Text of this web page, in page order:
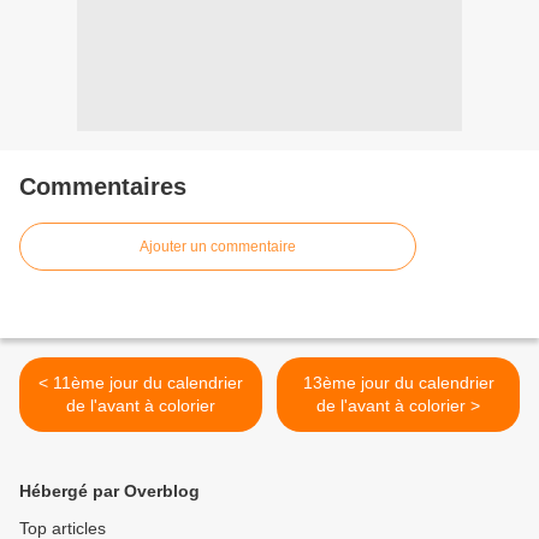
Commentaires
Ajouter un commentaire
< 11ème jour du calendrier
de l'avant à colorier
13ème jour du calendrier
de l'avant à colorier >
Hébergé par Overblog
Top articles